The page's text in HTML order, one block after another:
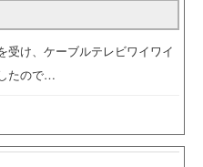
受け、ケーブルテレビワイワイ
たので…